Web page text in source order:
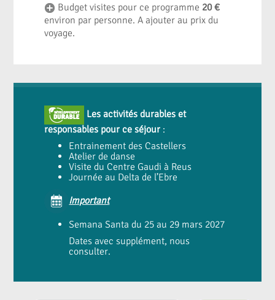
Budget visites pour ce programme 20 €
environ par personne. A ajouter au prix du
voyage.
Les activités durables et
responsables pour ce séjour :
Entrainement des Castellers
Atelier de danse
Visite du Centre Gaudi à Reus
Journée au Delta de l’Ebre
Important
Semana Santa du 25 au 29 mars 2027
Dates avec supplément, nous
consulter.